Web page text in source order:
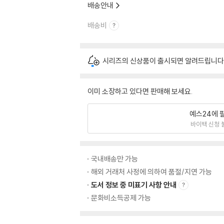
배송안내
배송비
시리즈의 신상품이 출시되면 알려드립니
이미 소장하고 있다면 판매해 보세요.
예스24에
바이백 신청
국내배송만 가능
해외 거래처 사정에 의하여 품절/지연 가능
도서 정보 중 미표기 사항 안내
문화비소득공제 가능